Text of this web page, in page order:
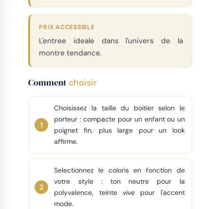
PRIX ACCESSIBLE
L'entree ideale dans l'univers de la
montre tendance.
Comment choisir
Choisissez la taille du boitier selon le
porteur : compacte pour un enfant ou un
poignet fin, plus large pour un look
affirme.
Selectionnez le coloris en fonction de
votre style : ton neutre pour la
polyvalence, teinte vive pour l'accent
mode.